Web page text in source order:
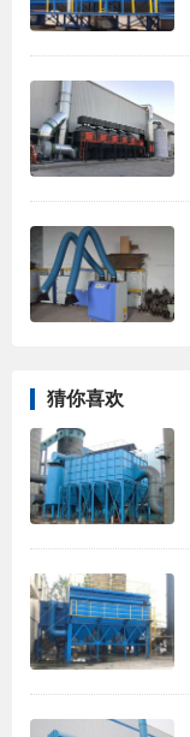
猜你喜欢